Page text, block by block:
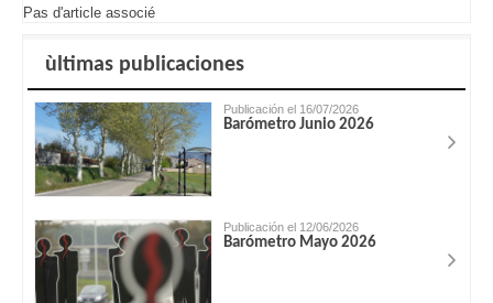
Pas d'article associé
ùltimas publicaciones
Publicación el 16/07/2026
Barómetro Junio 2026
Publicación el 12/06/2026
Barómetro Mayo 2026